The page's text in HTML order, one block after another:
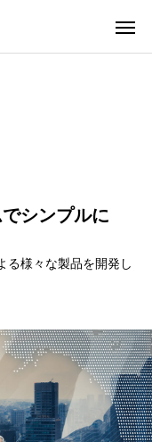
シンプルに
る様々な製品を開発し